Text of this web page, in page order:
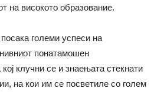
на високото образование.
големи успеси на
понатамошен
клучни се и знаењата стекнати
на кои им се посветиле со голем